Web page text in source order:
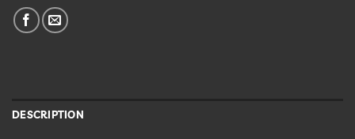
DESCRIPTION